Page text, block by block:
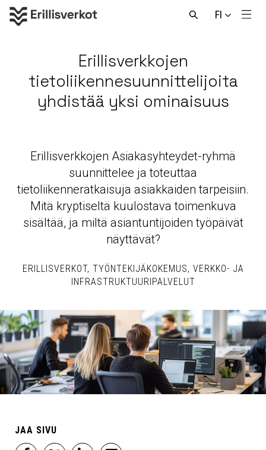
FI
Avaa
Erillisverkkojen
tietoliikennesuunnittelijoita
yhdistää yksi ominaisuus
Erillisverkkojen Asiakasyhteydet-ryhmä
suunnittelee ja toteuttaa
tietoliikenneratkaisuja asiakkaiden tarpeisiin.
Mitä kryptiseltä kuulostava toimenkuva
sisältää, ja miltä asiantuntijoiden työpäivät
näyttävät?
ERILLISVERKOT TYÖNTEKIJÄKOKEMUS VERKKO- JA
INFRASTRUKTUURIPALVELUT
JAA SIVU